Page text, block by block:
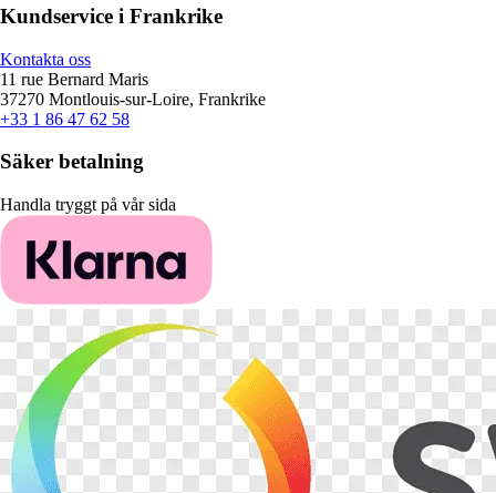
Kundservice i Frankrike
Kontakta oss
11 rue Bernard Maris
37270 Montlouis-sur-Loire, Frankrike
+33 1 86 47 62 58
Säker betalning
Handla tryggt på vår sida